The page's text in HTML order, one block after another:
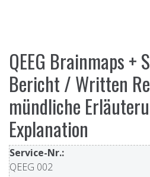
QEEG Brainmaps
Bericht / Written
mündliche
Explanation
Service-Nr.:
QEEG 002